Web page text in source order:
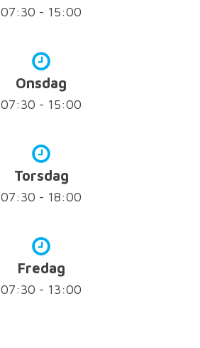
07:30 - 15:00
Onsdag
07:30 - 15:00
Torsdag
07:30 - 18:00
Fredag
07:30 - 13:00